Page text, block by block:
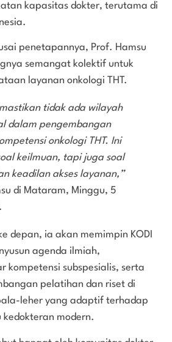
kapasitas dokter, terutama di
penetapannya, Prof. Hamsu
semangat kolektif untuk
layanan onkologi THT.
tidak ada wilayah
dalam pengembangan
onkologi THT. Ini
keilmuan, tapi juga soal
keadilan akses layanan,”
di Mataram, Minggu, 5
depan, ia akan memimpin KODI
agenda ilmiah,
kompetensi subspesialis, serta
pelatihan dan riset di
leher yang adaptif terhadap
modern.